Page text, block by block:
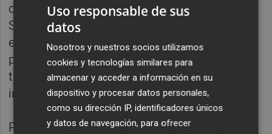
comenzar la temporada del portero Unai
Simón al Athletic Club, ya que "nos costó
encontrar la estabilidad en la portería", y
pidió a la afición ilicitana "de que sigamos
todos juntos porque así somos caso
invencibles".
Por último, el presidente del Elche
Uso responsable de sus
datos
Nosotros y nuestros socios utilizamos
cookies y tecnologías similares para
almacenar y acceder a información en su
dispositivo y procesar datos personales,
como su dirección IP, identificadores únicos
y datos de navegación, para ofrecer